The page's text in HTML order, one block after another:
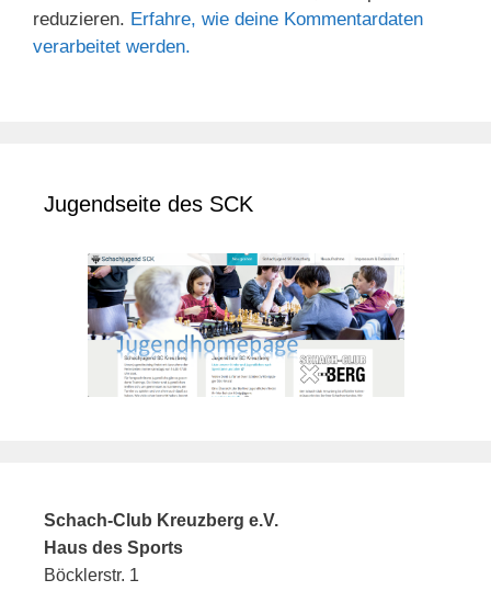
reduzieren. Erfahre, wie deine Kommentardaten
verarbeitet werden.
Jugendseite des SCK
Schach-Club Kreuzberg e.V.
Haus des Sports
Böcklerstr. 1